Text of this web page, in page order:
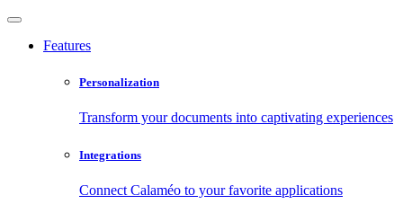
Features
Personalization
Transform your documents into captivating experiences
Integrations
Connect Calaméo to your favorite applications